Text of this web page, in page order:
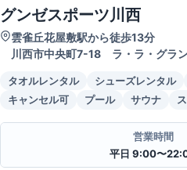
グンゼスポーツ川西
雲雀丘花屋敷駅から徒歩13分
川西市中央町7-18 ラ・ラ・グラ
タオルレンタル シューズレンタル
キャンセル可
プール サウナ
営業時間
平日 9:00〜